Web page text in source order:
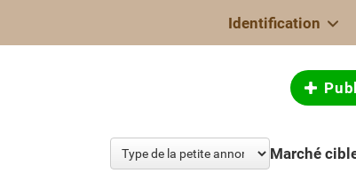
Identification
Marché